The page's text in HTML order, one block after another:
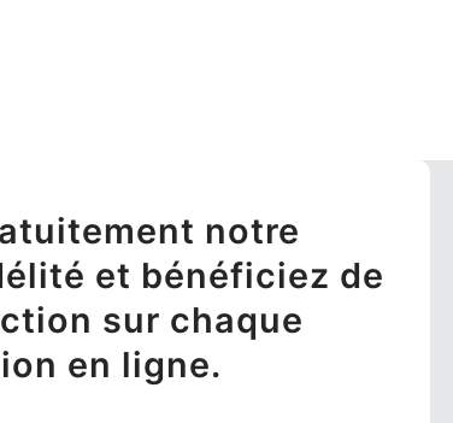
notre
et bénéficiez de
sur chaque
en ligne.